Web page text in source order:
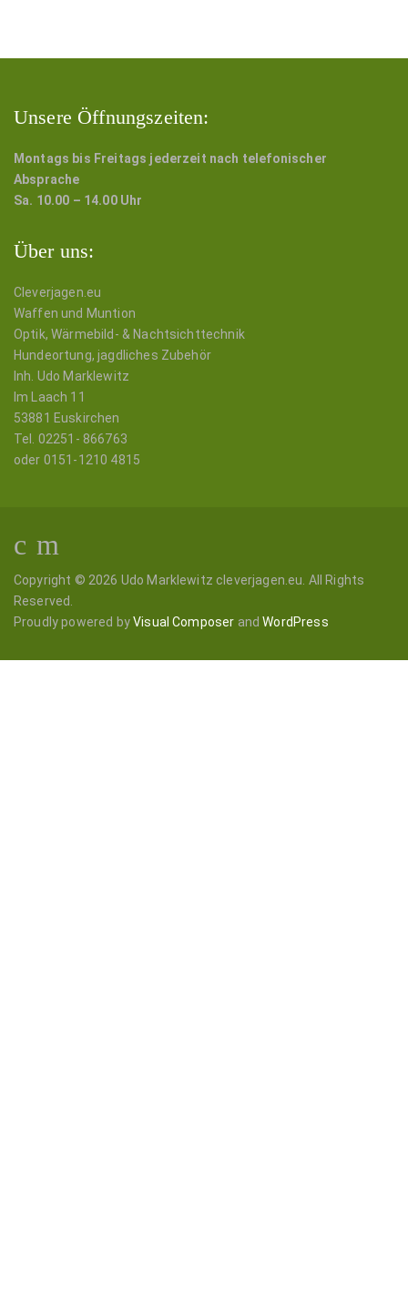
Unsere Öffnungszeiten:
Montags bis Freitags jederzeit nach telefonischer
Absprache
Sa. 10.00 – 14.00 Uhr
Über uns:
Cleverjagen.eu
Waffen und Muntion
Optik, Wärmebild- & Nachtsichttechnik
Hundeortung, jagdliches Zubehör
Inh. Udo Marklewitz
Im Laach 11
53881 Euskirchen
Tel. 02251- 866763
oder 0151-1210 4815
Copyright © 2026 Udo Marklewitz cleverjagen.eu. All Rights
Reserved.
Proudly powered byVisual Composer andWordPress